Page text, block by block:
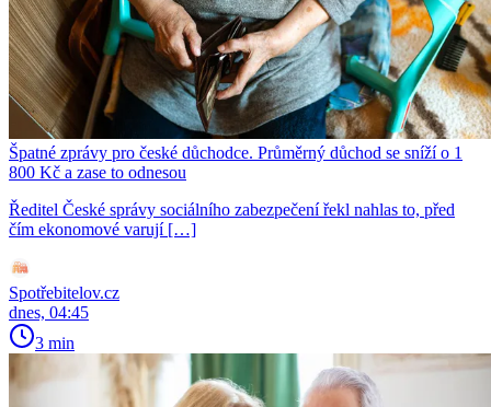
Špatné zprávy pro české důchodce. Průměrný důchod se sníží o 1
800 Kč a zase to odnesou
Ředitel České správy sociálního zabezpečení řekl nahlas to, před
čím ekonomové varují […]
Spotřebitelov.cz
dnes, 04:45
3 min